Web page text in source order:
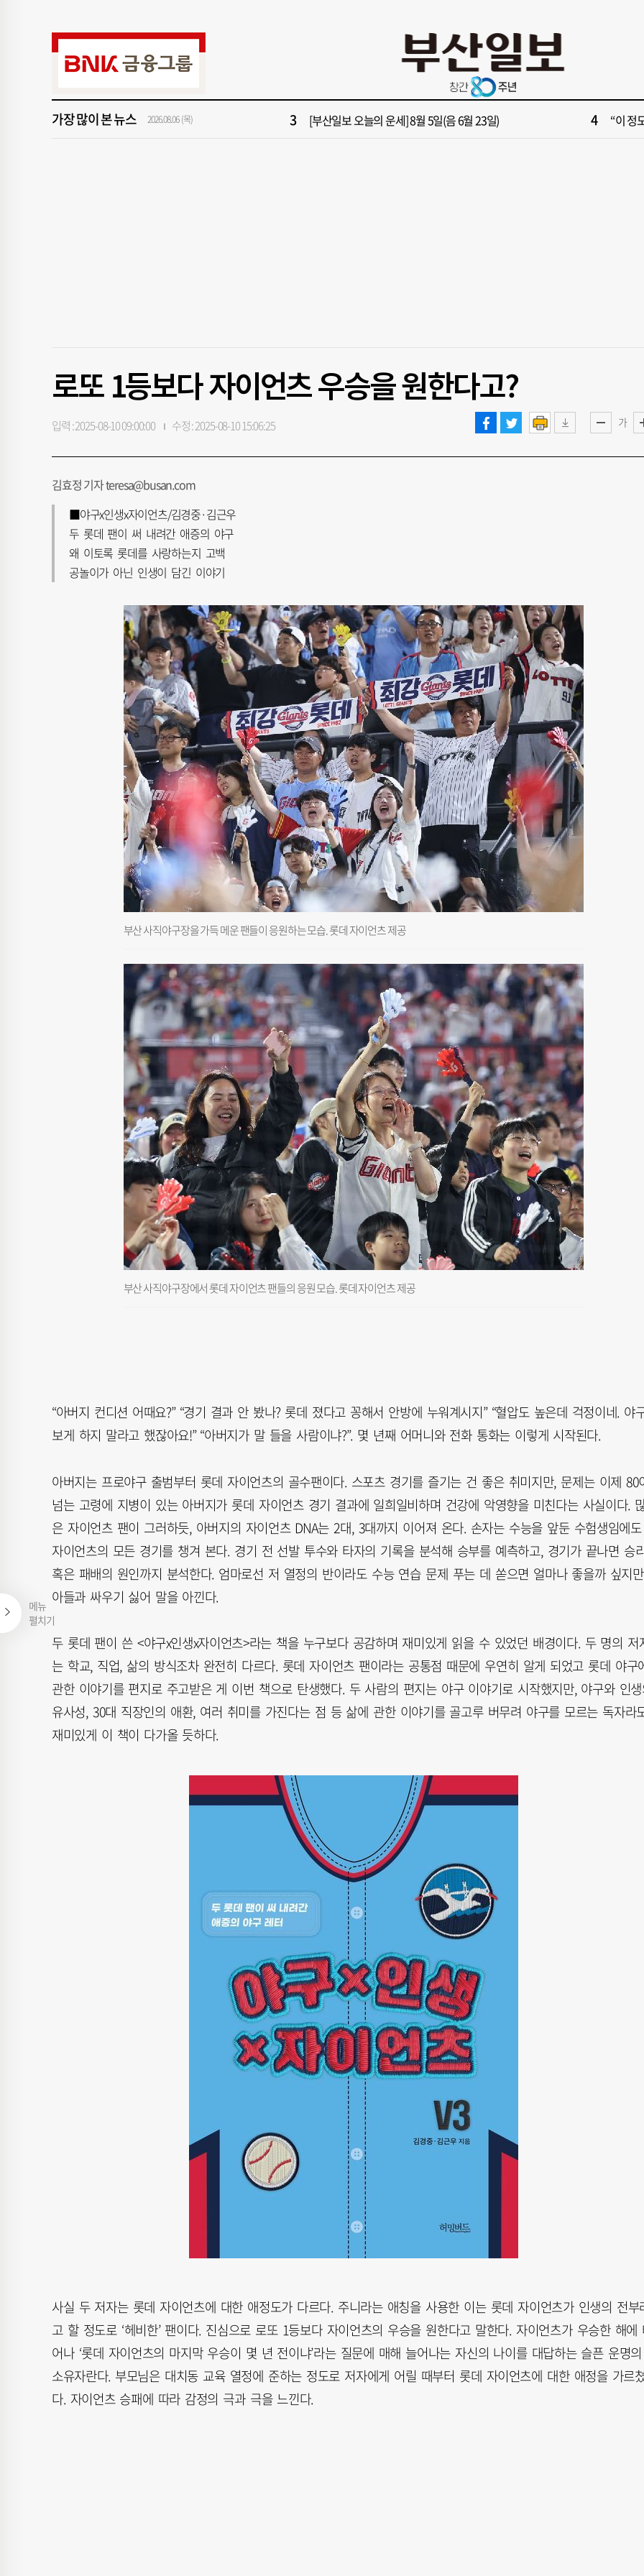
메뉴
펼치기
가장 많이 본 뉴스 2026.08.06 (목)
[속보] 폭염 부추기는 제13호 태풍 '돌핀' 이동경로 유동적…북쪽으로 꺾일까 [속보
[부산일보 오늘의 운세] 8월 5일(음 6월 23일)
5 '구포시장 가이드' 자처한 한동훈…'구포데이'로 북구 알리기 총력 6 ‘불가
로또 1등보다 자이언츠 우승을 원한다고?
가
입력 : 2025-08-10 09:00:00 수정 : 2025-08-10 15:06:25
김효정 기자 teresa@busan.com
■야구x인생x자이언츠/김경중·김근우
두 롯데 팬이 써 내려간 애증의 야구
왜 이토록 롯데를 사랑하는지 고백
공놀이가 아닌 인생이 담긴 이야기
부산 사직야구장을 가득 메운 팬들이 응원하는 모습. 롯데 자이언츠 제공
부산 사직야구장에서 롯데 자이언츠 팬들의 응원 모습. 롯데 자이언츠 제공
“아버지 컨디션 어때요?” “경기 결과 안 봤나? 롯데 졌다고 꽁해서 안방에 누워계시지” “혈압도 높은데 걱정이네. 야
보게 하지 말라고 했잖아요!” “아버지가 말 들을 사람이냐?”. 몇 년째 어머니와 전화 통화는 이렇게 시작된다.
아버지는 프로야구 출범부터 롯데 자이언츠의 골수팬이다. 스포츠 경기를 즐기는 건 좋은 취미지만, 문제는 이제 80
넘는 고령에 지병이 있는 아버지가 롯데 자이언츠 경기 결과에 일희일비하며 건강에 악영향을 미친다는 사실이다.
은 자이언츠 팬이 그러하듯, 아버지의 자이언츠 DNA는 2대, 3대까지 이어져 온다. 손자는 수능을 앞둔 수험생임에도
자이언츠의 모든 경기를 챙겨 본다. 경기 전 선발 투수와 타자의 기록을 분석해 승부를 예측하고, 경기가 끝나면 승
혹은 패배의 원인까지 분석한다. 엄마로선 저 열정의 반이라도 수능 연습 문제 푸는 데 쏟으면 얼마나 좋을까 싶지
아들과 싸우기 싫어 말을 아낀다.
두 롯데 팬이 쓴 <야구x인생x자이언츠>라는 책을 누구보다 공감하며 재미있게 읽을 수 있었던 배경이다. 두 명의 저
는 학교, 직업, 삶의 방식조차 완전히 다르다. 롯데 자이언츠 팬이라는 공통점 때문에 우연히 알게 되었고 롯데 야구
관한 이야기를 편지로 주고받은 게 이번 책으로 탄생했다. 두 사람의 편지는 야구 이야기로 시작했지만, 야구와 인생
유사성, 30대 직장인의 애환, 여러 취미를 가진다는 점 등 삶에 관한 이야기를 골고루 버무려 야구를 모르는 독자라
재미있게 이 책이 다가올 듯하다.
사실 두 저자는 롯데 자이언츠에 대한 애정도가 다르다. 주니라는 애칭을 사용한 이는 롯데 자이언츠가 인생의 전부
고 할 정도로 ‘헤비한’ 팬이다. 진심으로 로또 1등보다 자이언츠의 우승을 원한다고 말한다. 자이언츠가 우승한 해에
어나 ‘롯데 자이언츠의 마지막 우승이 몇 년 전이냐’라는 질문에 매해 늘어나는 자신의 나이를 대답하는 슬픈 운명의
소유자란다. 부모님은 대치동 교육 열정에 준하는 정도로 저자에게 어릴 때부터 롯데 자이언츠에 대한 애정을 가르쳤
다. 자이언츠 승패에 따라 감정의 극과 극을 느낀다.